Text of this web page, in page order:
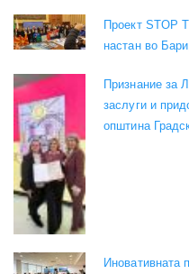
Проект STOP
настан во
Признание за
заслуги и
општина
Иновативната